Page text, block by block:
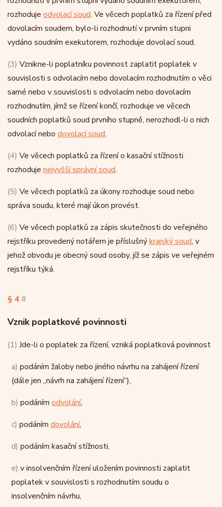
rozhoduje odvolací soud. Ve věcech poplatků za řízení před
dovolacím soudem, bylo-li rozhodnutí v prvním stupni
vydáno soudním exekutorem, rozhoduje dovolací soud.
(3) Vznikne-li poplatníku povinnost zaplatit poplatek v
souvislosti s odvolacím nebo dovolacím rozhodnutím o věci
samé nebo v souvislosti s odvolacím nebo dovolacím
rozhodnutím, jímž se řízení končí, rozhoduje ve věcech
soudních poplatků soud prvního stupně, nerozhodl-li o nich
odvolací nebo dovolací soud.
(4) Ve věcech poplatků za řízení o kasační stížnosti
rozhoduje nejvyšší správní soud.
(5) Ve věcech poplatků za úkony rozhoduje soud nebo
správa soudu, které mají úkon provést.
(6) Ve věcech poplatků za zápis skutečnosti do veřejného
rejstříku provedený notářem je příslušnýkrajský soud, v
jehož obvodu je obecný soud osoby, jíž se zápis ve veřejném
rejstříku týká.
§ 4 #
Vznik poplatkové povinnosti
(1) Jde-li o poplatek za řízení, vzniká poplatková povinnost
a) podáním žaloby nebo jiného návrhu na zahájení řízení
(dále jen „návrh na zahájení řízení“),
b) podáním odvolání,
c) podáním dovolání,
d) podáním kasační stížnosti,
e) v insolvenčním řízení uložením povinnosti zaplatit
poplatek v souvislosti s rozhodnutím soudu o
insolvenčním návrhu,